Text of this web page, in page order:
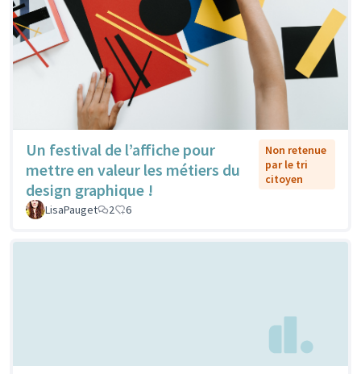
Un festival de l’affiche pour
mettre en valeur les métiers du
design graphique !
Non retenue
par le tri
citoyen
LisaPauget 2 6